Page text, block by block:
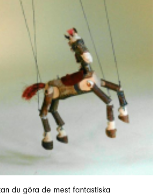
du göra de mest fantastiska